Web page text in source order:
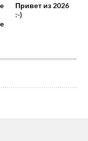
Привет из 2026
:-)